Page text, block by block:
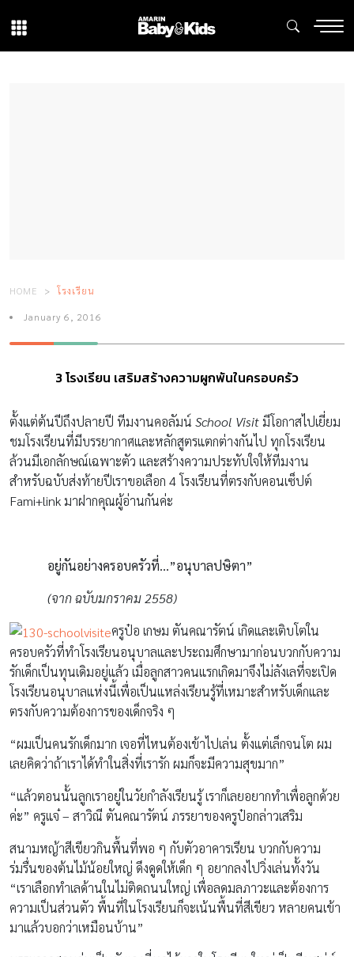
HOME โรงเรียน
January 6, 2016
3 โรงเรียน เสริมสร้างความผูกพันในครอบครัว
ตั้งแต่ต้นปีถึงปลายปี ทีมงานคอลัมน์ School Visit มีโอกาสไปเยี่ยม
ชมโรงเรียนที่มีบรรยากาศและหลักสูตรแตกต่างกันไป ทุกโรงเรียน
ล้วนมีเอกลักษณ์เฉพาะตัว และสร้างความประทับใจให้ทีมงาน
สำหรับฉบับส่งท้ายปีเราขอเลือก 4 โรงเรียนที่ตรงกับคอนเซ็ปต์
Fami+link มาฝากคุณผู้อ่านกันค่ะ
อยู่กันอย่างครอบครัวที่…”อนุบาลปษิตา”
(จาก ฉบับมกราคม 2558)
ครูป๋อ เกษม ตันคณารัตน์ เกิดและเติบโตใน
ครอบครัวที่ทำโรงเรียนอนุบาลและประถมศึกษามาก่อนบวกกับความ
รักเด็กเป็นทุนเดิมอยู่แล้ว เมื่อลูกสาวคนแรกเกิดมาจึงไม่ลังเลที่จะเปิด
โรงเรียนอนุบาลแห่งนี้เพื่อเป็นแหล่งเรียนรู้ที่เหมาะสำหรับเด็กและ
ตรงกับความต้องการของเด็กจริง ๆ
“ผมเป็นคนรักเด็กมาก เจอที่ไหนต้องเข้าไปเล่น ตั้งแต่เล็กจนโต ผม
เลยคิดว่าถ้าเราได้ทำในสิ่งที่เรารัก ผมก็จะมีความสุขมาก”
“แล้วตอนนั้นลูกเราอยู่ในวัยกำลังเรียนรู้ เราก็เลยอยากทำเพื่อลูกด้วย
ค่ะ” ครูแจ๋ – สาวิณี ตันคณารัตน์ ภรรยาของครูป๋อกล่าวเสริม
สนามหญ้าสีเขียวกินพื้นที่พอ ๆ กับตัวอาคารเรียน บวกกับความ
ร่มรื่นของต้นไม้น้อยใหญ่ ดึงดูดให้เด็ก ๆ อยากลงไปวิ่งเล่นทั้งวัน
“เราเลือกทำเลด้านในไม่ติดถนนใหญ่ เพื่อลดมลภาวะและต้องการ
ความเป็นส่วนตัว พื้นที่ในโรงเรียนก็จะเน้นพื้นที่สีเขียว หลายคนเข้า
มาแล้วบอกว่าเหมือนบ้าน”